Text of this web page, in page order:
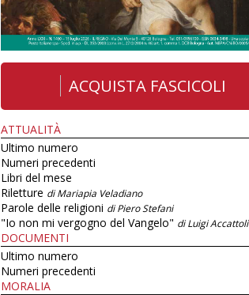
ACQUISTA FASCICOLI
ATTUALITÀ
Ultimo numero
Numeri precedenti
Libri del mese
Riletture di Mariapia Veladiano
Parole delle religioni di Piero Stefani
"Io non mi vergogno del Vangelo" di Luigi Accattoli
DOCUMENTI
Ultimo numero
Numeri precedenti
MORALIA